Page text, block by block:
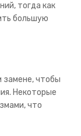
тогда как
большую
замене, чтобы
Некоторые
что